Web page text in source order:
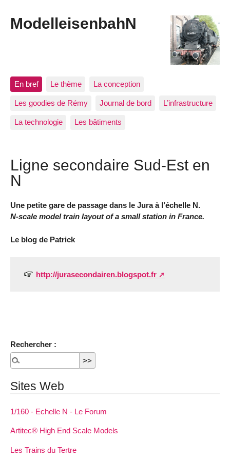
ModelleisenbahN
En bref Le thème La conception
Les goodies de Rémy Journal de bord L’infrastructure
La technologie Les bâtiments
Ligne secondaire Sud-Est en
N
Une petite gare de passage dans le Jura à l’échelle N.
N-scale model train layout of a small station in France.
Le blog de Patrick
http://jurasecondairen.blogspot.fr
Rechercher :
Sites Web
1/160 - Echelle N - Le Forum
Artitec® High End Scale Models
Les Trains du Tertre